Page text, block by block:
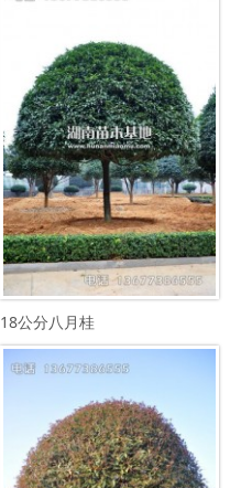
18公分八月桂